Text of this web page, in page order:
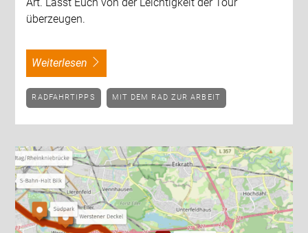
überzeugen.
weiterlesen
RADFAHRTIPPS MIT DEM RAD ZUR ARBEIT